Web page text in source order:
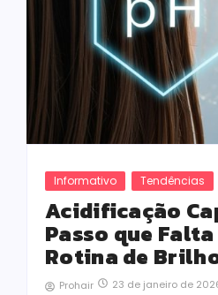
Informativo Tendências
Acidificação
Passo que Falta
Rotina de
Prohair 23 de janeiro de